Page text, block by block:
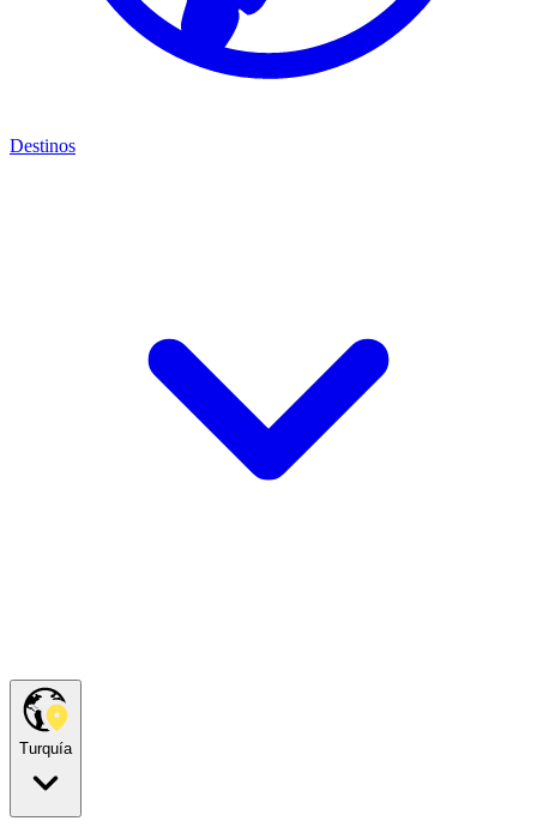
Destinos
Turquía